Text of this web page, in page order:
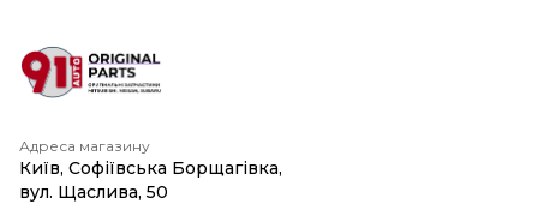
Адреса магазину
Київ, Софіївська Борщагівка,
вул. Щаслива, 50